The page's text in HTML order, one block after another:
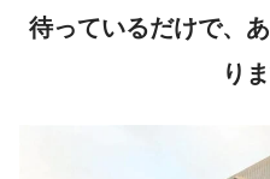
待っているだけで、
り